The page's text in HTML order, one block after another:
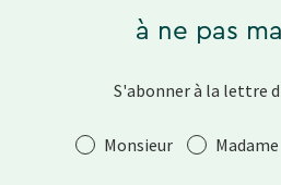
à ne pas
S'abonner à la lettre
SalutationMonsieur Madame